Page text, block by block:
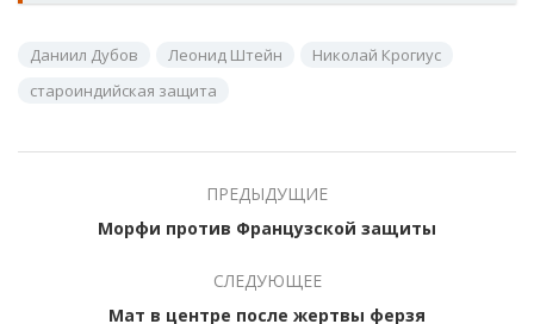
Даниил Дубов Леонид Штейн
Николай Крогиус
староиндийская защита
ПРЕДЫДУЩИЕ
Морфи против Французской защиты
СЛЕДУЮЩЕЕ
Мат в центре после жертвы ферзя